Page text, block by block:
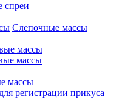
спреи
Слепочные массы
массы
массы
массы
регистрации прикуса